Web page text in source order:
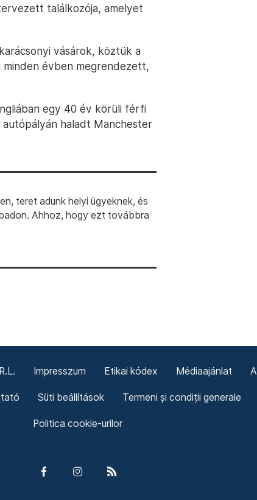
találkozója, amelyet
vásárok, köztük a
minden évben megrendezett,
egy 40 év körüli férfi
haladt Manchester
teret adunk helyi ügyeknek, és
Ahhoz, hogy ezt továbbra
Impresszum Etikai kódex Médiaajánlat
Süti beállítások Termeni și condiții generale
Politica cookie-urilor